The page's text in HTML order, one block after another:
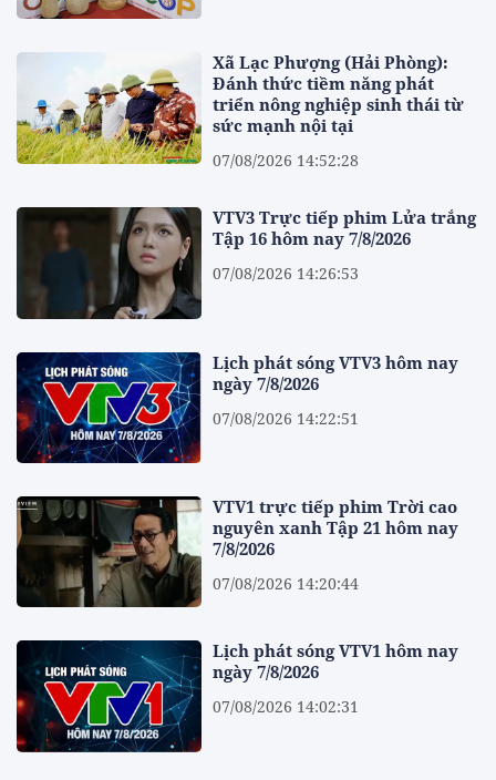
Xã Lạc Phượng (Hải Phòng):
Đánh thức tiềm năng phát
triển nông nghiệp sinh thái từ
sức mạnh nội tại
07/08/2026 14:52:28
VTV3 Trực tiếp phim Lửa trắng
Tập 16 hôm nay 7/8/2026
07/08/2026 14:26:53
Lịch phát sóng VTV3 hôm nay
ngày 7/8/2026
07/08/2026 14:22:51
VTV1 trực tiếp phim Trời cao
nguyên xanh Tập 21 hôm nay
7/8/2026
07/08/2026 14:20:44
Lịch phát sóng VTV1 hôm nay
ngày 7/8/2026
07/08/2026 14:02:31